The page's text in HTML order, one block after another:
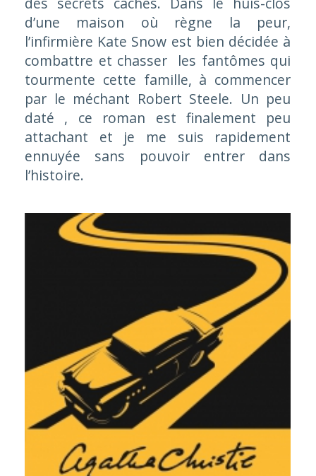
d’une maison où règne la peur,
l’infirmière Kate Snow est bien décidée à
combattre et chasser les fantômes qui
tourmente cette famille, à commencer
par le méchant Robert Steele. Un peu
daté , ce roman est finalement peu
attachant et je me suis rapidement
ennuyée sans pouvoir entrer dans
l’histoire.